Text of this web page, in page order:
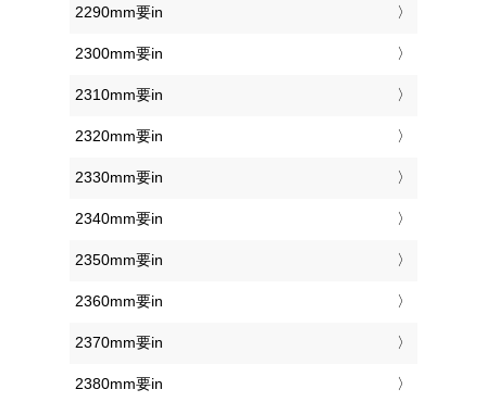
2290mm要in
2300mm要in
2310mm要in
2320mm要in
2330mm要in
2340mm要in
2350mm要in
2360mm要in
2370mm要in
2380mm要in